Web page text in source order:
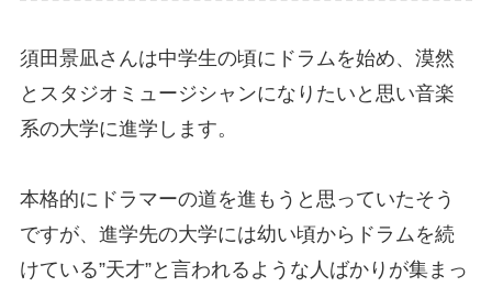
須田景凪さんは中学生の頃にドラムを始め、漠然
とスタジオミュージシャンになりたいと思い音楽
系の大学に進学します。
本格的にドラマーの道を進もうと思っていたそう
ですが、進学先の大学には幼い頃からドラムを続
けている”天才”と言われるような人ばかりが集まっ